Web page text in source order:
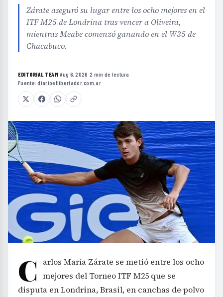
Zárate aseguró su lugar entre los ocho mejores en el
ITF M25 de Londrina tras vencer a Oliveira,
mientras Meabe comenzó ganando en el W35 de
Chacabuco.
EDITORIAL TEAM·Aug 6, 2026 ·2 min de lectura ·
Fuente:diarioellibertador.com.ar
C
arlos María Zárate se metió entre los ocho
mejores del Torneo ITF M25 que se
disputa en Londrina, Brasil, en canchas de polvo